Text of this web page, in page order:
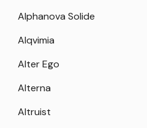
Alphanova Solide
Alqvimia
Alter Ego
Alterna
Altruist